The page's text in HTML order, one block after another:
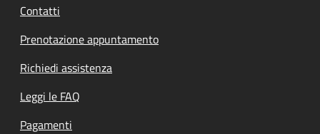
Contatti
Prenotazione appuntamento
Richiedi assistenza
Leggi le FAQ
Pagamenti